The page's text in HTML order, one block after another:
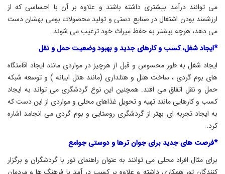
می توانند درآمد بیشتری داشته باشند و علاوه بر آن با احساسی که از
ارزشمند بودن اشتغال در صنایع دستی و تولید محصولات بومی بهشان دست
می دهد، هرچه بیشتر به حفظ میراث خود ترغیب می شوند.
*ایجاد شغل، کسب و کارهای جدید و بهبود وضعیت حمل و نقل
ایجاد شغل به طور محسوس و قبل از هرچیز در مواردی مانند ایجاد اقامتگاه
های بوم گردی ، ساخت هتل و هتلداری (مانند هتل ابیانه ) و توسعه شبکه
حمل و نقل اتفاق می افتد. همچنین این نوع گردشگری می تواند به ایجاد
کسب و کارهایی مانند تهیه و تحویل غذاهای محلی و مواردی از این دست که
به ایجاد تجربه ای بهتر از گردشگری روستایی و بوم گردی می انجامد اشاره
کرد.
*فرصت های جدید برای جوان ترها و دوستی جوامع
برای مثال افراد محلی می توانند به عنوان راهنمای تور با گردشگران و برگزار